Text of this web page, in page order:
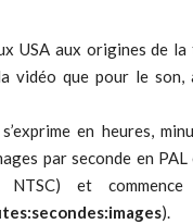
USA aux origines de
vidéo que pour le son,
en heures,
par seconde en
NTSC) et
).